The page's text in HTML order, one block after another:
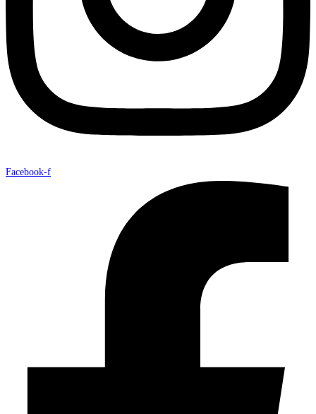
Facebook-f